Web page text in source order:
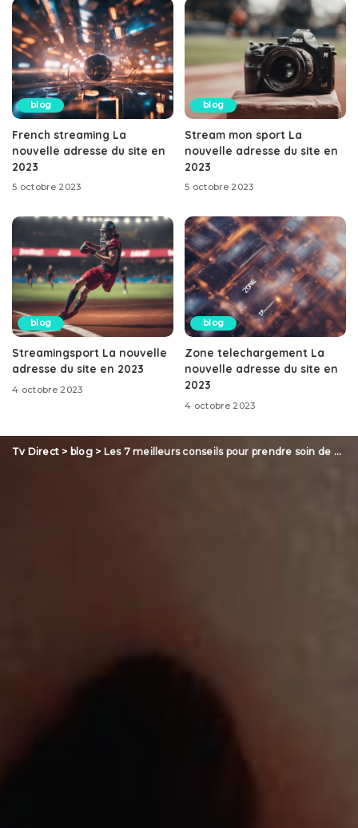
blog
French streaming La
nouvelle adresse du site en
2023
5 octobre 2023
blog
Stream mon sport La
nouvelle adresse du site en
2023
5 octobre 2023
blog
Streamingsport La nouvelle
adresse du site en 2023
4 octobre 2023
blog
Zone telechargement La
nouvelle adresse du site en
2023
4 octobre 2023
Tv Direct > blog> Les 7 meilleurs conseils pour prendre soin de vos dents du Dr Pierre Boucher, dentiste à Paris